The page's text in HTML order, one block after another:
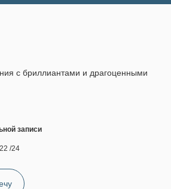
с бриллиантами и драгоценными
записи
/24